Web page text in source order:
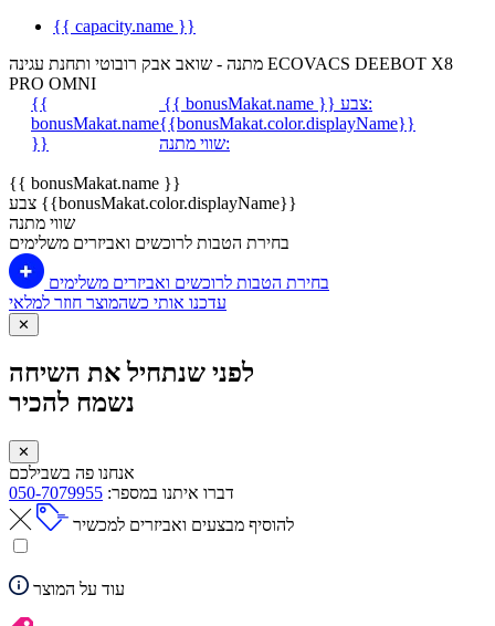
{{ capacity.name }}
מתנה - שואב אבק רובוטי ותחנת עגינה ECOVACS DEEBOT X8
PRO OMNI
{{
bonusMakat.name
}}
{{ bonusMakat.name }}
צבע:
{{bonusMakat.color.displayName}}
שווי מתנה:
{{ bonusMakat.name }}
צבע {{bonusMakat.color.displayName}}
שווי מתנה
בחירת הטבות לרוכשים ואביזרים משלימים
בחירת הטבות לרוכשים ואביזרים משלימים
עדכנו אותי כשהמוצר חוזר למלאי
✕
לפני שנתחיל את השיחה
נשמח להכיר
✕
אנחנו פה בשבילכם
דברו איתנו במספר: 050-7079955
להוסיף מבצעים ואביזרים למכשיר
עוד על המוצר